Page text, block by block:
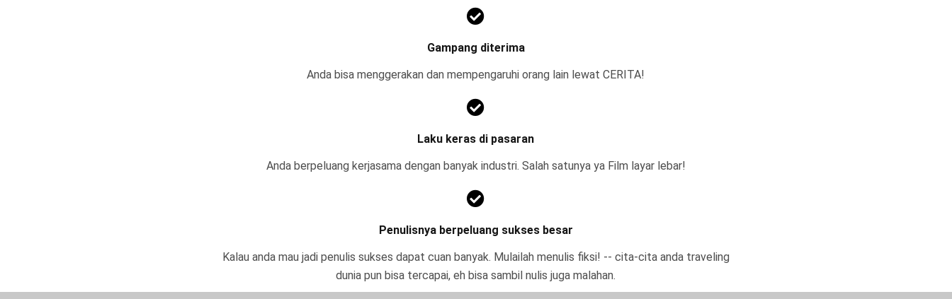
Gampang diterima
Anda bisa menggerakan dan mempengaruhi orang lain lewat CERITA!
Laku keras di pasaran
Anda berpeluang kerjasama dengan banyak industri. Salah satunya ya Film layar lebar!
Penulisnya berpeluang sukses besar
Kalau anda mau jadi penulis sukses dapat cuan banyak. Mulailah menulis fiksi! -- cita-cita anda traveling
dunia pun bisa tercapai, eh bisa sambil nulis juga malahan.